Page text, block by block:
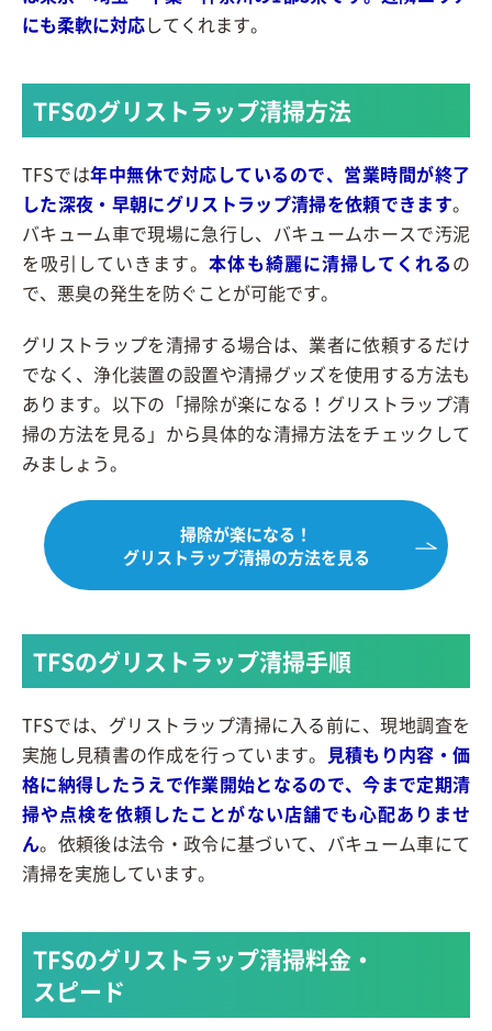
にも柔軟に対応してくれます。
TFSのグリストラップ清掃方法
TFSでは年中無休で対応しているので、営業時間が終了
した深夜・早朝にグリストラップ清掃を依頼できます。
バキューム車で現場に急行し、バキュームホースで汚泥
を吸引していきます。本体も綺麗に清掃してくれるの
で、悪臭の発生を防ぐことが可能です。
グリストラップを清掃する場合は、業者に依頼するだけ
でなく、浄化装置の設置や清掃グッズを使用する方法も
あります。以下の「掃除が楽になる！グリストラップ清
掃の方法を見る」から具体的な清掃方法をチェックして
みましょう。
掃除が楽になる！
グリストラップ清掃の方法を見る
TFSのグリストラップ清掃手順
TFSでは、グリストラップ清掃に入る前に、現地調査を
実施し見積書の作成を行っています。 見積もり内容・価
格に納得したうえで作業開始となるので、今まで定期清
掃や点検を依頼したことがない店舗でも心配ありませ
ん。依頼後は法令・政令に基づいて、バキューム車にて
清掃を実施しています。
TFSのグリストラップ清掃料金・
スピード